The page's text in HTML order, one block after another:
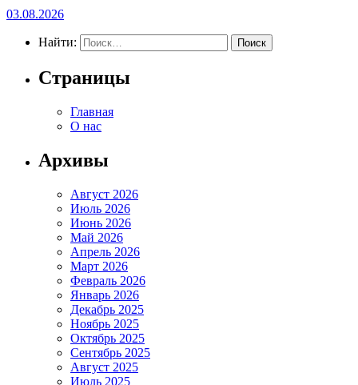
03.08.2026
Найти:
Страницы
Главная
О нас
Архивы
Август 2026
Июль 2026
Июнь 2026
Май 2026
Апрель 2026
Март 2026
Февраль 2026
Январь 2026
Декабрь 2025
Ноябрь 2025
Октябрь 2025
Сентябрь 2025
Август 2025
Июль 2025